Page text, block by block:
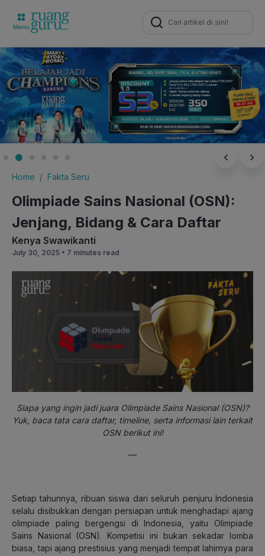
Search
for:
Home Fakta Seru
Olimpiade Sains Nasional (OSN):
Jenjang, Bidang & Cara Daftar
Kenya Swawikanti
July 30, 2025 • 7 minutes read
Siapa yang ingin jadi juara Olimpiade Sains Nasional (OSN)?
Yuk, baca tata cara daftar, timeline, serta informasi lain terkait
OSN berikut ini!
—
Setiap tahunnya, ribuan siswa dari seluruh penjuru Indonesia
selalu disibukkan dengan persiapan untuk menghadapi ajang
olimpiade paling bergengsi di Indonesia, yaitu Olimpiade
Sains Nasional (OSN). Kompetisi ini bukan sekadar lomba
biasa, tapi ajang prestisius yang menjadi tempat lahirnya para